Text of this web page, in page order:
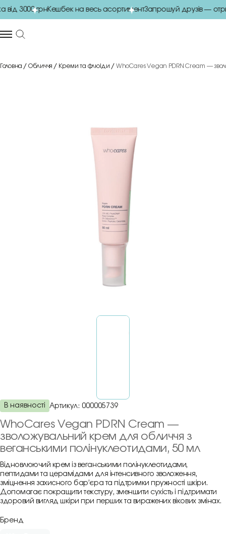
3000 грнКешбек на весь асортиментЗапрошуй друзів —
Головна Обличчя Креми та флюіди WhoCares Vegan PDRN Cream —
В наявності Артикул: 000005739
WhoCares Vegan PDRN Cream —
зволожувальний крем для обличчя з
веганськими полінуклеотидами, 50 мл
Відновлюючий крем із веганськими полінуклеотидами,
пептидами та церамідами для інтенсивного зволоження,
зміцнення захисного бар’єра та підтримки пружності шкіри.
Допомагає покращити текстуру, зменшити сухість і підтримати
здоровий вигляд шкіри при перших та виражених вікових змінах.
Бренд